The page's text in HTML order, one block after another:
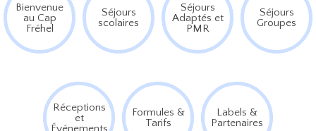
Bienvenue
au Cap
Fréhel
Séjours
scolaires
Séjours
Adaptés et
PMR
Séjours
Groupes
Réceptions
et
Événements
Formules &
Tarifs
Labels &
Partenaires